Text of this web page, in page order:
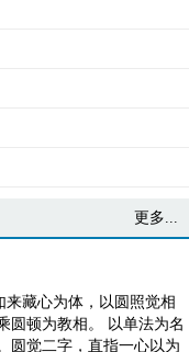
更多...
藏心为体，以圆照觉相
圆顿为教相。 以单法为名
圆觉二字，直指一心以为